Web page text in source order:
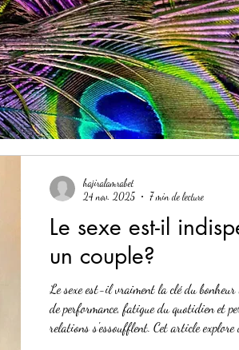
Le sexe est-il
un couple?
Le sexe est-il vraiment la clé du bonheur
de performance, fatigue du quotidien et
relations s'essoufflent. Cet article explore
hajiralamrabet
24 nov. 2025
7 min de lecture